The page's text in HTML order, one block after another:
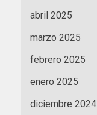
abril 2025
marzo 2025
febrero 2025
enero 2025
diciembre 2024